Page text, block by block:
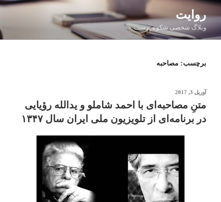
رفتن
به
محتوا
روایت
وبلاگ شخصی شکوه پرست
برچسب: مصاحبه
نوشته‌شده
آوریل 3, 2017
متنِ‌ مصاحبه‌ای با احمد شاملو و یدالله رؤیایی
در برنامه‌ای از تلویزیون ملی ایران سال ۱۳۴۷